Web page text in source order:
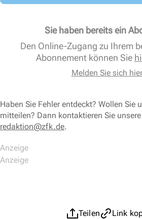
Sie haben bereits ein
Den Online-Zugang zu Ihrem
Abonnement können Sie
Melden Sie sich
Haben Sie Fehler entdeckt? Wollen Sie
mitteilen? Dann kontaktieren Sie
redaktion@zfk.de.
Teilen
Link